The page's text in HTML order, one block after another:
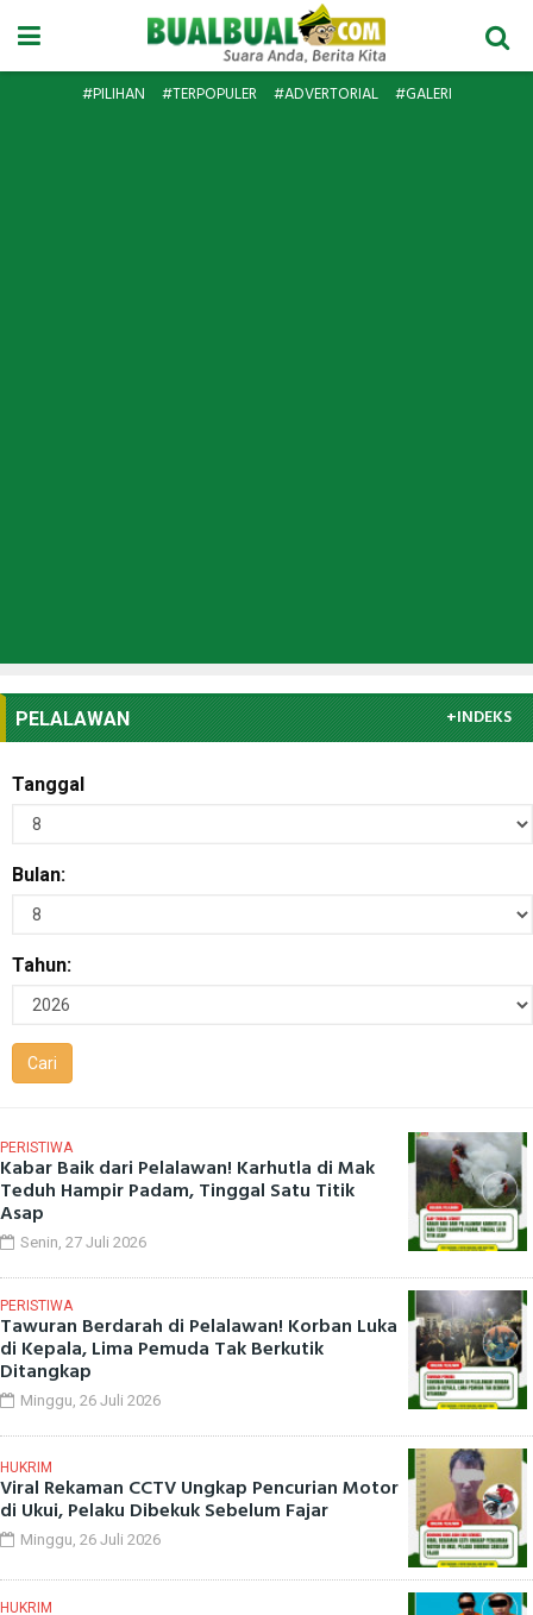
#PILIHAN #TERPOPULER #ADVERTORIAL #GALERI
PELALAWAN +INDEKS
Tanggal
Bulan:
Tahun:
PERISTIWA
Kabar Baik dari Pelalawan! Karhutla di Mak
Teduh Hampir Padam, Tinggal Satu Titik
Asap
Senin, 27 Juli 2026
PERISTIWA
Tawuran Berdarah di Pelalawan! Korban Luka
di Kepala, Lima Pemuda Tak Berkutik
Ditangkap
Minggu, 26 Juli 2026
HUKRIM
Viral Rekaman CCTV Ungkap Pencurian Motor
di Ukui, Pelaku Dibekuk Sebelum Fajar
Minggu, 26 Juli 2026
HUKRIM